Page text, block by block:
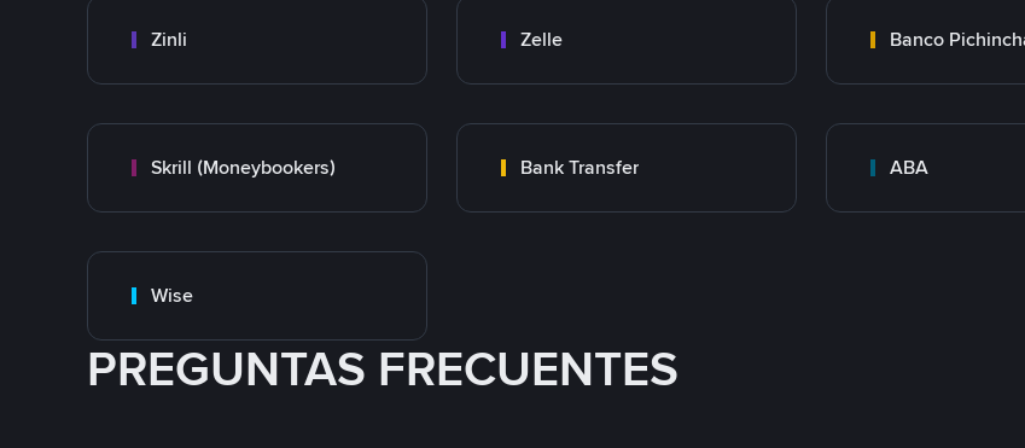
Zinli Zelle Banco
Skrill (Moneybookers) Bank Transfer ABA
Wise
PREGUNTAS FRECUENTES